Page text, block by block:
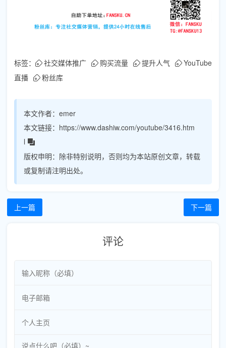
标签： 社交媒体推广 购买流量 提升人气
YouTube
直播
粉丝库
本文作者： emer
本文链接： https://www.dashiw.com/youtube/3416.htm
l
版权申明： 除非特别说明，否则均为本站原创文章，转载
或复制请注明出处。
上一篇 下一篇
评论